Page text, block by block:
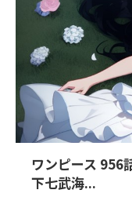
ワンピース 956
下七武海...